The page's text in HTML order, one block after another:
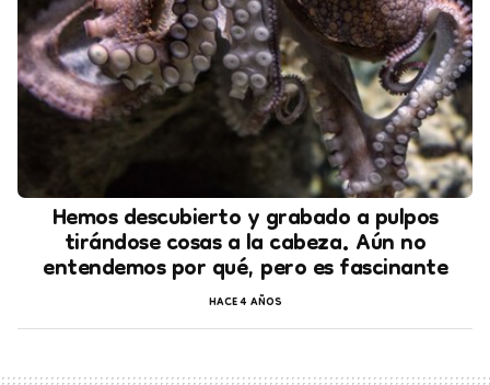
Hemos descubierto y grabado a pulpos
tirándose cosas a la cabeza. Aún no
entendemos por qué, pero es fascinante
HACE 4 AÑOS